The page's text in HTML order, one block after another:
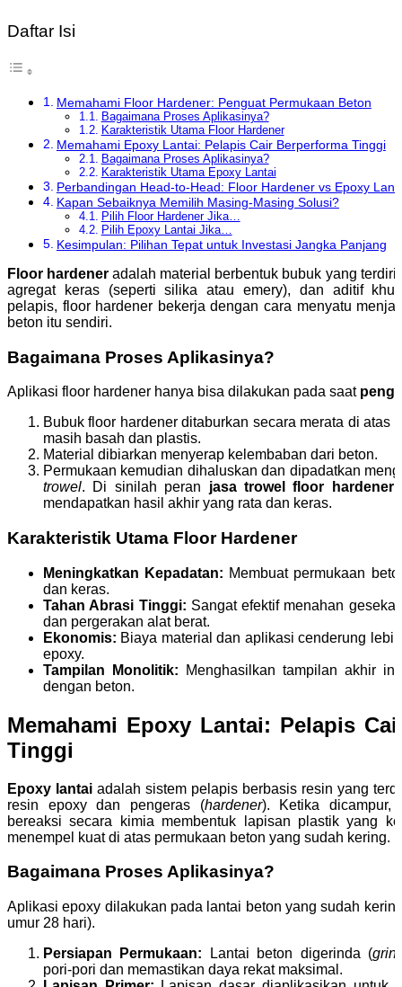
Daftar Isi
Memahami Floor Hardener: Penguat Permukaan Beton
Bagaimana Proses Aplikasinya?
Karakteristik Utama Floor Hardener
Memahami Epoxy Lantai: Pelapis Cair Berperforma Tinggi
Bagaimana Proses Aplikasinya?
Karakteristik Utama Epoxy Lantai
Perbandingan Head-to-Head: Floor Hardener vs Epoxy
Kapan Sebaiknya Memilih Masing-Masing Solusi?
Pilih Floor Hardener Jika…
Pilih Epoxy Lantai Jika…
Kesimpulan: Pilihan Tepat untuk Investasi Jangka Panjang
Floor hardener adalah material berbentuk bubuk yang terdiri
agregat keras (seperti silika atau emery), dan aditif
pelapis, floor hardener bekerja dengan cara menyatu
beton itu sendiri.
Bagaimana Proses Aplikasinya?
Aplikasi floor hardener hanya bisa dilakukan pada saat
Bubuk floor hardener ditaburkan secara merata di atas
masih basah dan plastis.
Material dibiarkan menyerap kelembaban dari beton.
Permukaan kemudian dihaluskan dan dipadatkan
trowel. Di sinilah peran jasa trowel floor hardener
mendapatkan hasil akhir yang rata dan keras.
Karakteristik Utama Floor Hardener
Meningkatkan Kepadatan: Membuat permukaan
dan keras.
Tahan Abrasi Tinggi: Sangat efektif menahan
dan pergerakan alat berat.
Ekonomis: Biaya material dan aplikasi cenderung
epoxy.
Tampilan Monolitik: Menghasilkan tampilan akhir
dengan beton.
Memahami Epoxy Lantai: Pelapis
Tinggi
Epoxy lantai adalah sistem pelapis berbasis resin yang
resin epoxy dan pengeras (hardener). Ketika dicampur,
bereaksi secara kimia membentuk lapisan plastik yang
menempel kuat di atas permukaan beton yang sudah kering.
Bagaimana Proses Aplikasinya?
Aplikasi epoxy dilakukan pada lantai beton yang sudah
umur 28 hari).
Persiapan Permukaan: Lantai beton digerinda (
pori-pori dan memastikan daya rekat maksimal.